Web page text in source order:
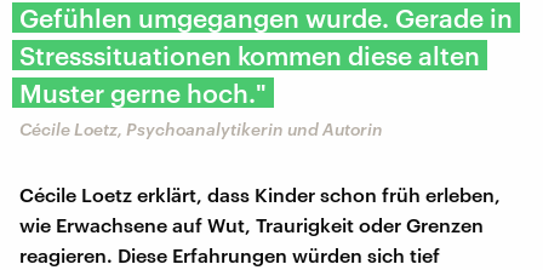
Gefühlen umgegangen wurde. Gerade in
Stresssituationen kommen diese alten
Muster gerne hoch."
Cécile Loetz, Psychoanalytikerin und Autorin
Cécile Loetz erklärt, dass Kinder schon früh erleben,
wie Erwachsene auf Wut, Traurigkeit oder Grenzen
reagieren. Diese Erfahrungen würden sich tief